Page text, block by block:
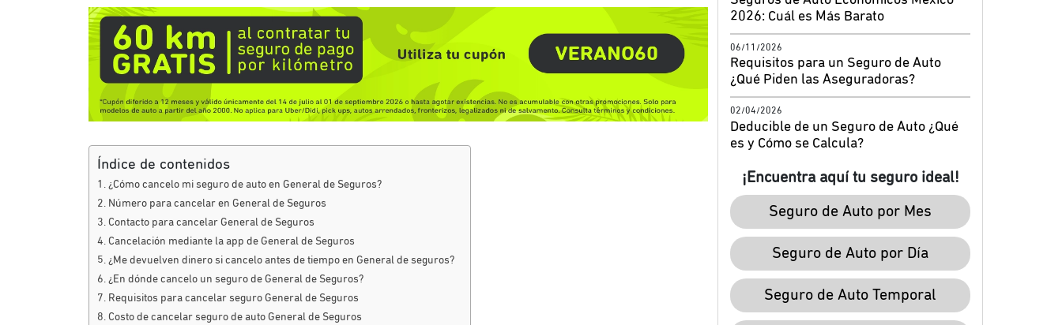
2026: Cuál es Más Barato
06/11/2026
Requisitos para un Seguro de Auto
¿Qué Piden las Aseguradoras?
02/04/2026
Deducible de un Seguro de Auto ¿Qué
es y Cómo se Calcula?
¡Encuentra aquí tu seguro ideal!
Seguro de Auto por Mes
Seguro de Auto por Día
Seguro de Auto Temporal
Índice de contenidos
¿Cómo cancelo mi seguro de auto en General de Seguros?
Número para cancelar en General de Seguros
Contacto para cancelar General de Seguros
Cancelación mediante la app de General de Seguros
¿Me devuelven dinero si cancelo antes de tiempo en General de seguros?
¿En dónde cancelo un seguro de General de Seguros?
Requisitos para cancelar seguro General de Seguros
Costo de cancelar seguro de auto General de Seguros